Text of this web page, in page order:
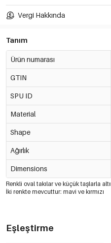
Vergi Hakkında
Tanım
Ürün numarası
GTIN
SPU ID
Material
Shape
Ağırlık
Dimensions
Renkli oval takılar ve küçük taşlarla
İki renkte mevcuttur: mavi ve kırmızı
Eşleştirme